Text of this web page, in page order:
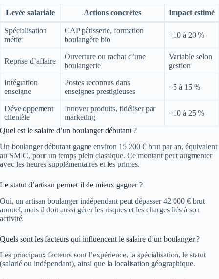
Levée salariale Actions concrètes Impact estimé
Spécialisation
métier
CAP pâtisserie, formation
boulangère bio
+10 à 20 %
Reprise d’affaire
Ouverture ou rachat d’une
boulangerie
Variable selon
gestion
Intégration
enseigne
Postes reconnus dans
enseignes prestigieuses
+5 à 15 %
Développement
clientèle
Innover produits, fidéliser par
marketing
+10 à 25 %
Quel est le salaire d’un boulanger débutant ?
Un boulanger débutant gagne environ 15 200 € brut par an, équivalent
au SMIC, pour un temps plein classique. Ce montant peut augmenter
avec les heures supplémentaires et les primes.
Le statut d’artisan permet-il de mieux gagner ?
Oui, un artisan boulanger indépendant peut dépasser 42 000 € brut
annuel, mais il doit aussi gérer les risques et les charges liés à son
activité.
Quels sont les facteurs qui influencent le salaire d’un boulanger ?
Les principaux facteurs sont l’expérience, la spécialisation, le statut
(salarié ou indépendant), ainsi que la localisation géographique.